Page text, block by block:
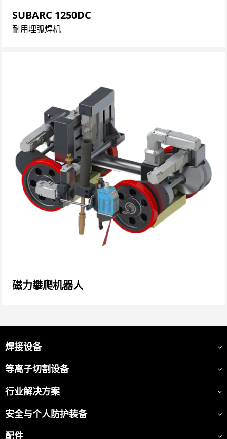
SUBARC 1250DC
耐用埋弧焊机
磁力攀爬机器人
焊接设备
等离子切割设备
行业解决方案
安全与个人防护装备
配件